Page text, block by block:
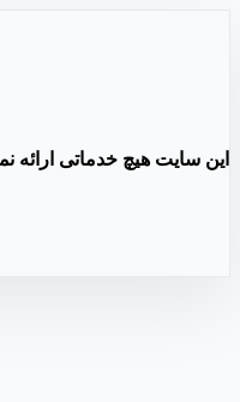
این سایت هیچ خدماتی ارائه